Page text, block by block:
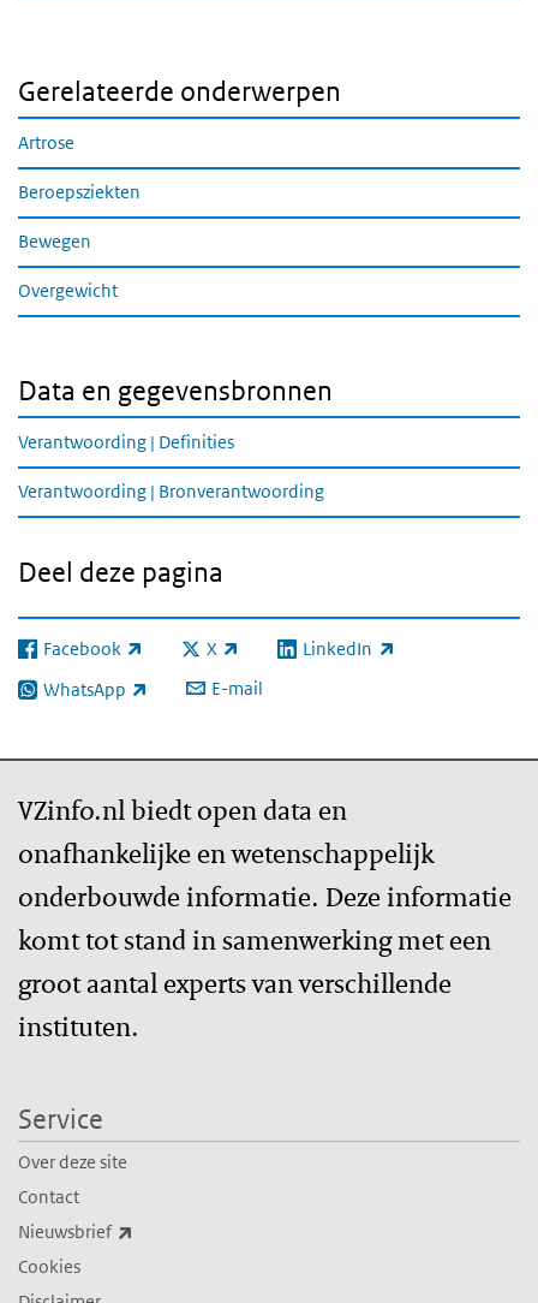
Gerelateerde onderwerpen
Artrose
Beroepsziekten
Bewegen
Overgewicht
Data en gegevensbronnen
Verantwoording | Definities
Verantwoording | Bronverantwoording
Deel deze pagina
Facebook
(externe link) X
(externe link) LinkedIn
(externe link)
WhatsApp
(externe link) E-mail
VZinfo.nl biedt open data en
onafhankelijke en wetenschappelijk
onderbouwde informatie. Deze informatie
komt tot stand in samenwerking met een
groot aantal experts van verschillende
instituten.
Service
Over deze site
Contact
Nieuwsbrief
Cookies